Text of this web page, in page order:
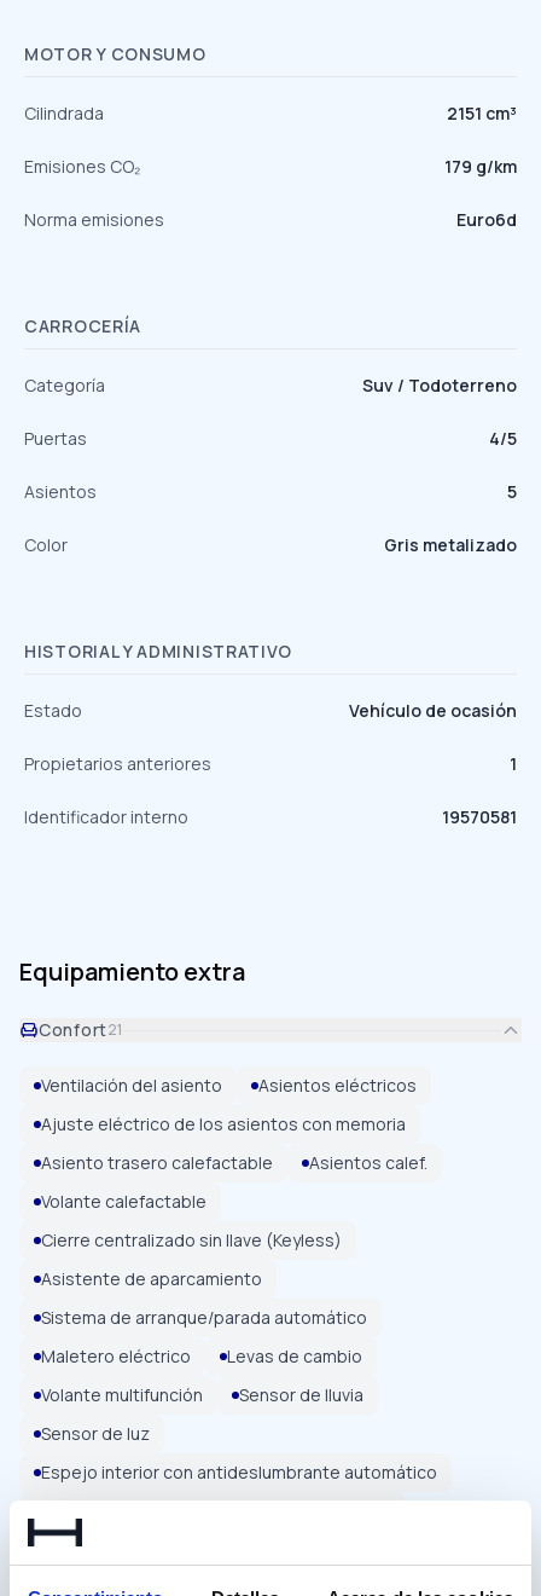
MOTOR Y CONSUMO
Cilindrada 2151 cm³
Emisiones CO₂ 179 g/km
Norma emisiones Euro6d
CARROCERÍA
Categoría Suv / Todoterreno
Puertas 4/5
Asientos 5
Color Gris metalizado
HISTORIAL Y ADMINISTRATIVO
Estado Vehículo de ocasión
Propietarios anteriores 1
Identificador interno 19570581
Equipamiento extra
Confort21
Ventilación del asiento
Asientos eléctricos
Ajuste eléctrico de los asientos con memoria
Asiento trasero calefactable
Asientos calef.
Volante calefactable
Cierre centralizado sin llave (Keyless)
Asistente de aparcamiento
Sistema de arranque/parada automático
Maletero eléctrico
Levas de cambio
Volante multifunción
Sensor de lluvia
Sensor de luz
Espejo interior con antideslumbrante automático
Espejos laterales eléctricos
Iluminación ambiental
Soporte lumbar